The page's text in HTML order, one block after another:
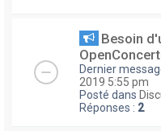
Besoin
Dernier
2019 5:55 pm
Posté dans
Réponses : 2